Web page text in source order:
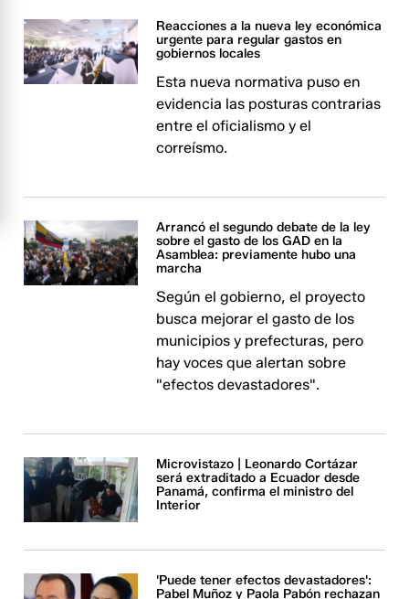
Reacciones a la nueva ley económica
urgente para regular gastos en
gobiernos locales
Esta nueva normativa puso en
evidencia las posturas contrarias
entre el oficialismo y el
correísmo.
Arrancó el segundo debate de la ley
sobre el gasto de los GAD en la
Asamblea: previamente hubo una
marcha
Según el gobierno, el proyecto
busca mejorar el gasto de los
municipios y prefecturas, pero
hay voces que alertan sobre
"efectos devastadores".
Microvistazo | Leonardo Cortázar
será extraditado a Ecuador desde
Panamá, confirma el ministro del
Interior
'Puede tener efectos devastadores':
Pabel Muñoz y Paola Pabón rechazan